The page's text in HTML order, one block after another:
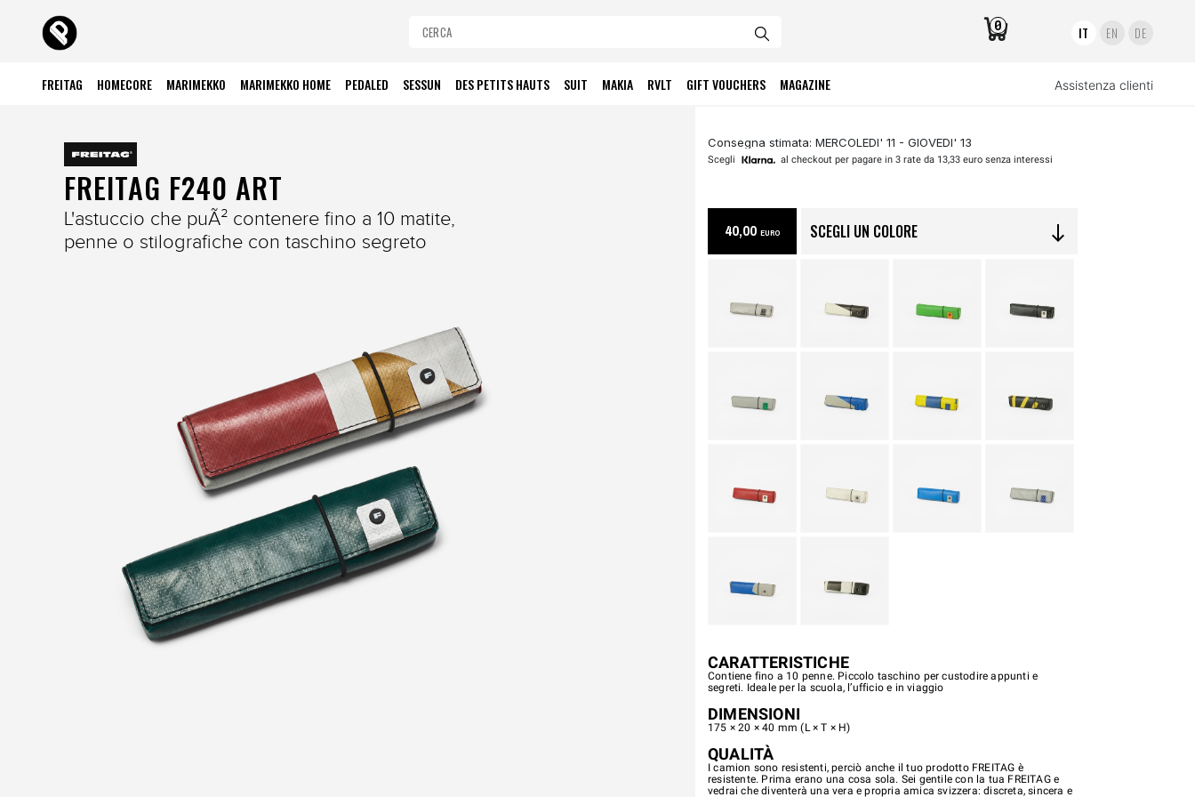
0 IT EN DE
FREITAG HOMECORE MARIMEKKO MARIMEKKO HOME PEDALED SESSUN DES PETITS HAUTS SUIT MAKIA RVLT GIFT VOUCHERS MAGAZINE Assistenza clienti
Consegna stimata: MERCOLEDI' 11 - GIOVEDI' 13
Scegli al checkout per pagare in 3 rate da 13,33 euro senza interessi
FREITAG F240 ART
L'astuccio che puÃ² contenere fino a 10 matite,
penne o stilografiche con taschino segreto
40,00 EURO SCEGLI UN COLORE south
CARATTERISTICHE
Contiene fino a 10 penne. Piccolo taschino per custodire appunti e
segreti. Ideale per la scuola, l’ufficio e in viaggio
DIMENSIONI
175 × 20 × 40 mm (L × T × H)
QUALITÀ
I camion sono resistenti, perciò anche il tuo prodotto FREITAG è
resistente. Prima erano una cosa sola. Sei gentile con la tua FREITAG e
vedrai che diventerà una vera e propria amica svizzera: discreta, sincera e